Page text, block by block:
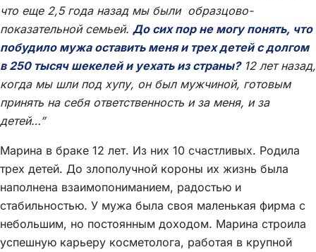
что еще 2,5 года назад мы были образцово-
показательной семьей. До сих пор не могу понять, что
побудило мужа оставить меня и трех детей с долгом
в 250 тысяч шекелей и уехать из страны?12 лет назад,
когда мы шли под хупу, он был мужчиной, готовым
принять на себя ответственность и за меня, и за
детей…”
Марина в браке 12 лет. Из них 10 счастливых. Родила
трех детей. До злополучной короны их жизнь была
наполнена взаимопониманием, радостью и
стабильностью. У мужа была своя маленькая фирма с
небольшим, но постоянным доходом. Марина строила
успешную карьеру косметолога, работая в крупной